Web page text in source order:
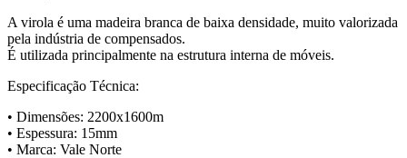
A virola é uma madeira branca de baixa densidade, muito valorizada
pela indústria de compensados.
É utilizada principalmente na estrutura interna de móveis.
Especificação Técnica:
• Dimensões: 2200x1600m
• Espessura: 15mm
• Marca: Vale Norte